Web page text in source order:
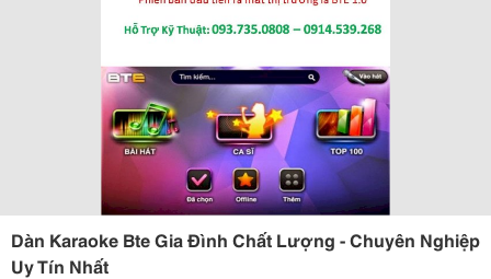
Dàn Karaoke Bte Gia Đình Chất Lượng - Chuyên Nghiệp
Uy Tín Nhất